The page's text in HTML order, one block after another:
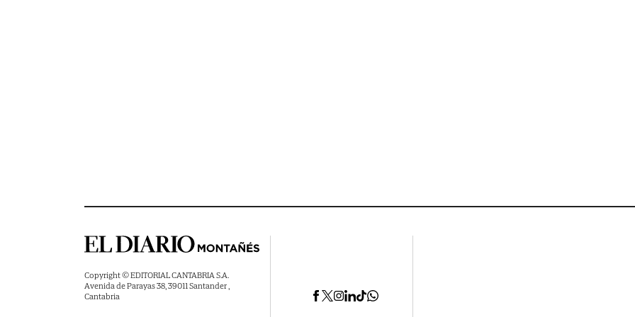
Copyright © EDITORIAL CANTABRIA S.A.
Avenida de Parayas 38, 39011 Santander ,
Cantabria